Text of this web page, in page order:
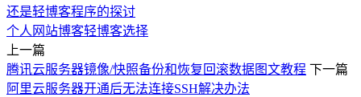
还是轻博客程序的探讨
个人网站博客轻博客选择
上一篇
腾讯云服务器镜像/快照备份和恢复回滚数据图文教程 下一篇
阿里云服务器开通后无法连接SSH解决办法